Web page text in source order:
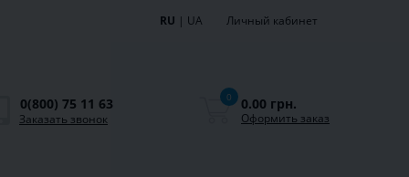
RU | UA Личный кабинет
0(800) 75 11 63
Заказать звонок
0 0.00 грн.
Оформить заказ